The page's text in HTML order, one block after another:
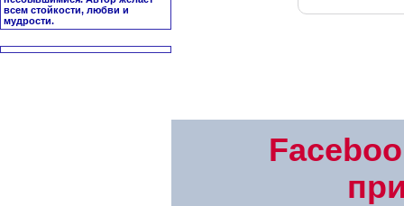
всем стойкости, любви и
мудрости.